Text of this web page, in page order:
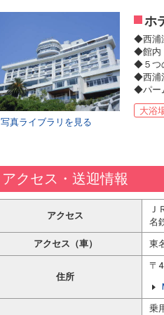
写真ライブラリを見る
ホ
◆西浦
◆館内
◆５つ
◆西浦
◆パー
大浴
アクセス・送迎情報
アクセス
Ｊ
名
アクセス（車） 東
住所
〒
乗